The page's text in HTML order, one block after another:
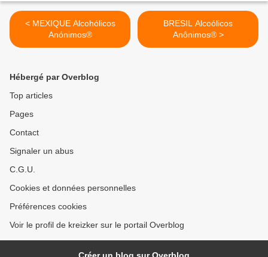
< MEXIQUE Alcohólicos
Anónimos®
BRESIL Alcoólicos
Anônimos® >
Hébergé par Overblog
Top articles
Pages
Contact
Signaler un abus
C.G.U.
Cookies et données personnelles
Préférences cookies
Voir le profil de kreizker sur le portail Overblog